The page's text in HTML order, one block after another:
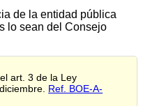
de la entidad pública
lo sean del Consejo
art. 3 de la Ley
Ref. BOE-A-